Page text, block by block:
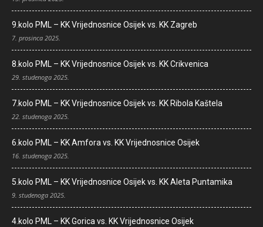
9.kolo PML – KK Vrijednosnice Osijek vs. KK Zagreb
7. prosinca 2025.
8.kolo PML – KK Vrijednosnice Osijek vs. KK Crikvenica
29. studenoga 2025.
7.kolo PML – KK Vrijednosnice Osijek vs. KK Ribola Kaštela
22. studenoga 2025.
6.kolo PML – KK Amfora vs. KK Vrijednosnice Osijek
16. studenoga 2025.
5.kolo PML – KK Vrijednosnice Osijek vs. KK Aleta Puntamika
9. studenoga 2025.
4.kolo PML – KK Gorica vs. KK Vrijednosnice Osijek